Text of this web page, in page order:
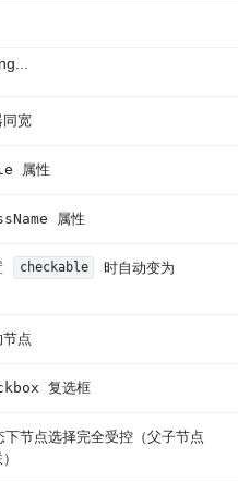
同宽
属性
属性
checkable
时自动变为
点
复选框
节点选择完全受控（父子节点